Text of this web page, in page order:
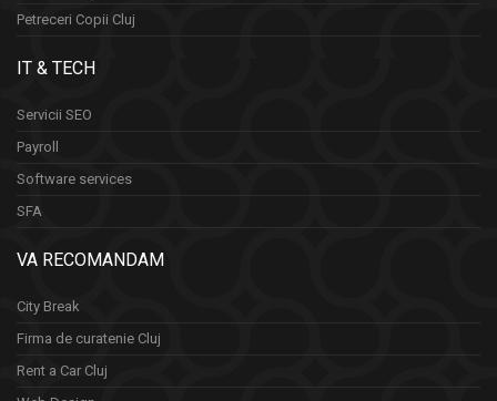
Petreceri Copii Cluj
IT & TECH
Servicii SEO
Payroll
Software services
SFA
VA RECOMANDAM
City Break
Firma de curatenie Cluj
Rent a Car Cluj